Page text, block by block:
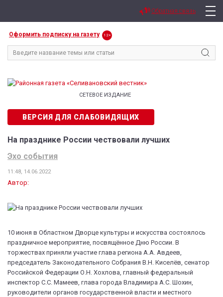
Оформить подписку на газету 12+
СЕТЕВОЕ ИЗДАНИЕ
ВЕРСИЯ ДЛЯ СЛАБОВИДЯЩИХ
Обратная связь
На празднике России чествовали лучших
Эхо события
11:48, 14.06.2022
Автор:
10 июня в Областном Дворце культуры и искусства состоялось
праздничное мероприятие, посвящённое Дню России. В
торжествах приняли участие глава региона А.А. Авдеев,
председатель Законодательного Собрания В.Н. Киселёв, сенатор
Российской Федерации О.Н. Хохлова, главный федеральный
инспектор С.С. Мамеев, глава города Владимира А.С. Шохин,
руководители органов государственной власти и местного